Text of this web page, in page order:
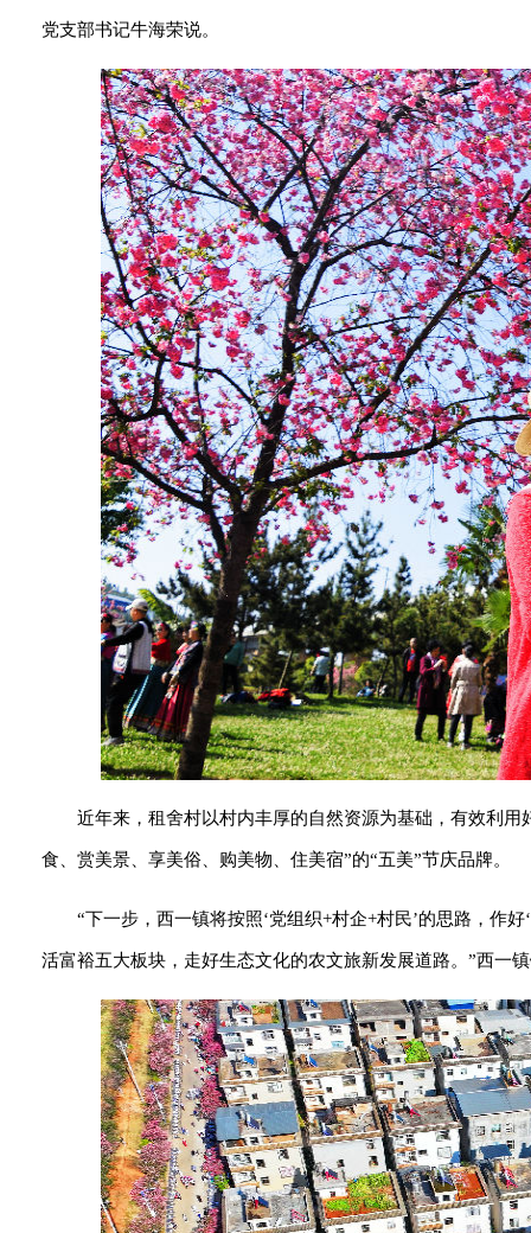
党支部书记牛海荣说。
近年来，租舍村以村内丰厚的自然资源为基础，有效利
食、赏美景、享美俗、购美物、住美宿”的“五美”节庆品牌。
“下一步，西一镇将按照‘党组织+村企+村民’的思路，作
活富裕五大板块，走好生态文化的农文旅新发展道路。”西一